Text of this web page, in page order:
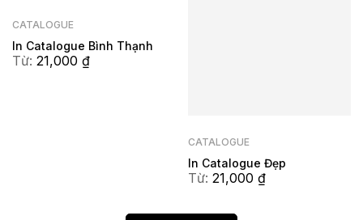
CATALOGUE
In Catalogue Bình Thạnh
Từ: 21,000 ₫
CATALOGUE
In Catalogue Đẹp
Từ: 21,000 ₫